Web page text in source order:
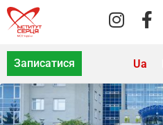
Записатися Ua